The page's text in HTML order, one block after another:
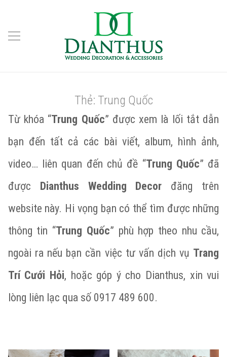
Thẻ: Trung Quốc
Từ khóa “Trung Quốc” được xem là lối tắt dẫn
bạn đến tất cả các bài viết, album, hình ảnh,
video… liên quan đến chủ đề “Trung Quốc” đã
được Dianthus Wedding Decor đăng trên
website này. Hi vọng bạn có thể tìm được những
thông tin “Trung Quốc” phù hợp theo nhu cầu,
ngoài ra nếu bạn cần việc tư vấn dịch vụ Trang
Trí Cưới Hỏi, hoặc góp ý cho Dianthus, xin vui
lòng liên lạc qua số 0917 489 600.